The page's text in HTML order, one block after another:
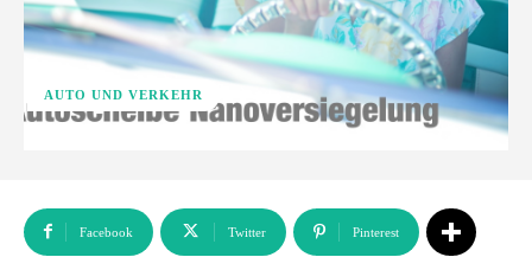
AUTO UND VERKEHR
Facebook Twitter Pinterest